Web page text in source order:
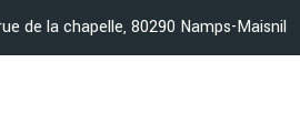
de la chapelle, 80290 Namps-Maisnil